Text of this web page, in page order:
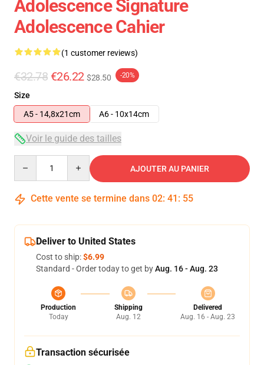
Adolescence Signature
Adolescence Cahier
(1 customer reviews)
€32.78 €26.22 $28.50 -20%
Size
A5 - 14,8x21cm
A6 - 10x14cm
Voir le guide des tailles
AJOUTER AU PANIER
Cette vente se termine dans 02: 41 : 54
Deliver to United States
Cost to ship:$6.99
Standard - Order today to get byAug. 16 - Aug. 23
Production
Today
Shipping
Aug. 12
Delivered
Aug. 16 - Aug. 23
Transaction sécurisée